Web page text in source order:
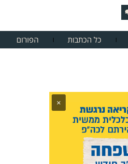
כל הכתבות הפורום
×